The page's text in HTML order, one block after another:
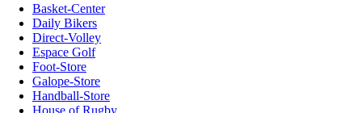
Basket-Center
Daily Bikers
Direct-Volley
Espace Golf
Foot-Store
Galope-Store
Handball-Store
House of Rugby